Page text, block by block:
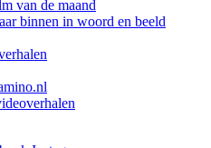
van de maand
binnen in woord en beeld